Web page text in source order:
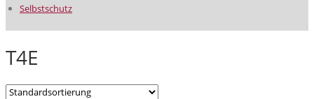
Selbstschutz
T4E